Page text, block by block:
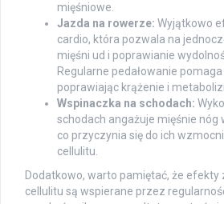
mięśniowe.
Jazda na rowerze: Wyjątkowo
cardio, która pozwala na
mięśni ud i poprawianie
Regularne pedałowanie
poprawiając krążenie i
Wspinaczka na schodach:
schodach angażuje mięśnie nóg
co przyczynia się do ich
cellulitu.
Dodatkowo, warto pamiętać, że efekty
cellulitu są wspierane przez